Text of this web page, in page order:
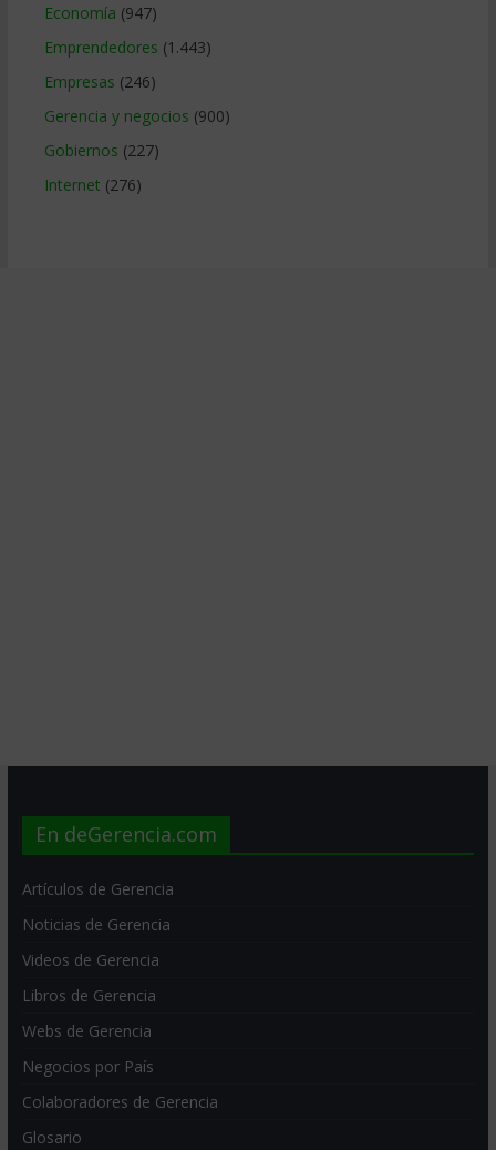
Economía (947)
Emprendedores (1.443)
Empresas (246)
Gerencia y negocios (900)
Gobiernos (227)
Internet (276)
En deGerencia.com
Artículos de Gerencia
Noticias de Gerencia
Videos de Gerencia
Libros de Gerencia
Webs de Gerencia
Negocios por País
Colaboradores de Gerencia
Glosario